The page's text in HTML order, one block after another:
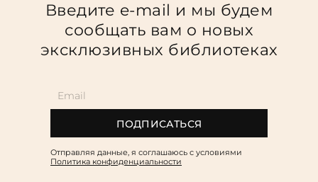
Введите e-mail и мы будем
сообщать вам о новых
эксклюзивных библиотеках
ПОДПИСАТЬСЯ
Отправляя данные, я соглашаюсь c условиями
Политика конфиденциальности